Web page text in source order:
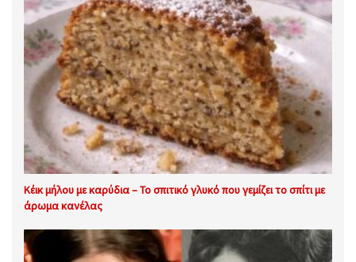
Κέικ μήλου με καρύδια – Το σπιτικό γλυκό που γεμίζει το σπίτι με
άρωμα κανέλας